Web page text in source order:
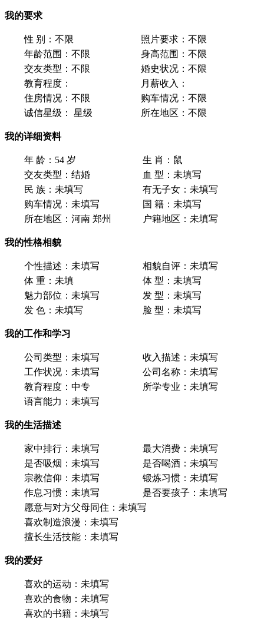
我的要求
性 别： 不限 照片要求： 不限
年龄范围： 不限 身高范围： 不限
交友类型： 不限 婚史状况： 不限
教育程度：
月薪收入：
住房情况： 不限 购车情况： 不限
诚信星级： 星级 所在地区： 不限
我的详细资料
年 龄： 54 岁 生 肖： 鼠
交友类型： 结婚 血 型： 未填写
民 族： 未填写 有无子女： 未填写
购车情况： 未填写 国 籍： 未填写
所在地区： 河南 郑州 户籍地区： 未填写
我的性格相貌
个性描述： 未填写 相貌自评： 未填写
体 重： 未填 体 型： 未填写
魅力部位： 未填写 发 型： 未填写
发 色： 未填写 脸 型： 未填写
我的工作和学习
公司类型： 未填写 收入描述： 未填写
工作状况： 未填写 公司名称： 未填写
教育程度： 中专 所学专业： 未填写
语言能力： 未填写
我的生活描述
家中排行： 未填写 最大消费： 未填写
是否吸烟： 未填写 是否喝酒： 未填写
宗教信仰： 未填写 锻炼习惯： 未填写
作息习惯： 未填写 是否要孩子： 未填写
愿意与对方父母同住： 未填写
喜欢制造浪漫： 未填写
擅长生活技能： 未填写
我的爱好
喜欢的运动： 未填写
喜欢的食物： 未填写
喜欢的书籍： 未填写